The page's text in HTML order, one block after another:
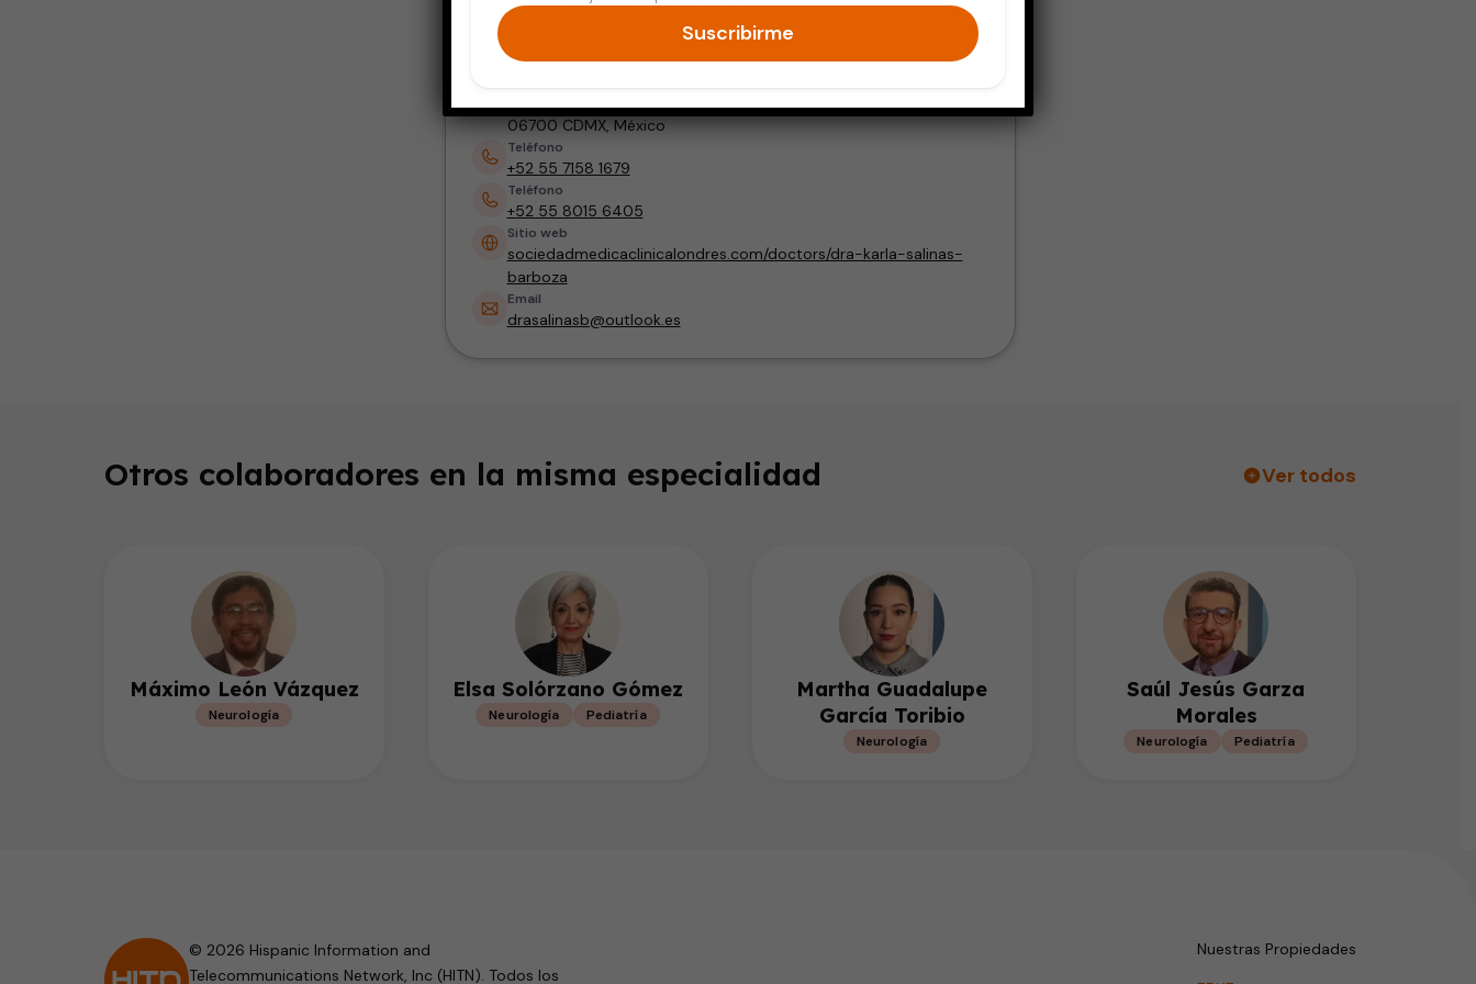
Trastornos del movimiento y Enfermedad de Parkinson
06700 CDMX, México
Teléfono
+52 55 7158 1679
Teléfono
+52 55 8015 6405
Sitio web
sociedadmedicaclinicalondres.com/doctors/dra-karla-salinas-
barboza
Email
drasalinasb@outlook.es
Otros colaboradores en la misma especialidad Ver todos
Máximo León Vázquez
Neurología
Elsa Solórzano Gómez
Neurología Pediatría
Martha Guadalupe
García Toribio
Neurología
Saúl Jesús Garza
Morales
Neurología Pediatría
© 2026 Hispanic Information and
Telecommunications Network, Inc (HITN). Todos los
Nuestras Propiedades
Suscribirme